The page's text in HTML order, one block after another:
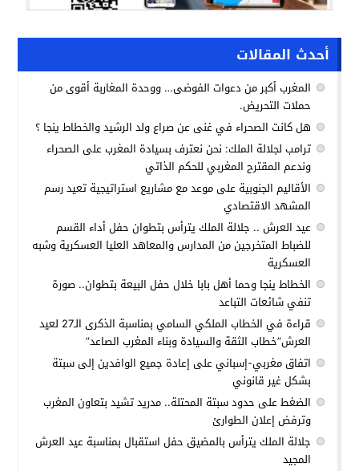
أحدث المقالات
المغرب أكبر من دعوات الفوضى… ووحدة المغاربة أقوى من
حملات التحريض.
هل كانت الصحراء في غنى عن صراع ولد الرشيد والخطاط ينجا ؟
ترامب لجلالة الملك: نحن نعترف بسيادة المغرب على الصحراء
وندعم المقترح المغربي للحكم الذاتي
الأقاليم الجنوبية على موعد مع مشاريع استراتيجية تعيد رسم
المشهد الاقتصادي
عيد العرش .. جلالة الملك يترأس بتطوان حفل أداء القسم
للضباط المتخرجين من المدارس والمعاهد العليا العسكرية وشبه
العسكرية
الخطاط ينجا وحما أهل بابا خلال حفل البيعة بتطوان.. صورة
تنفي شائعات التباعد
قراءة في الخطاب الملكي السامي بمناسبة الذكرى الـ27 لعيد
العرش”خطاب الثقة والسيادة وبناء المغرب الصاعد”
اتفاق مغربي-إسباني على إعادة جميع الوافدين إلى سبتة
بشكل غير قانوني
الضغط على حدود سبتة المحتلة.. مدريد تشيد بتعاون المغرب
وترفض إعلان الطوارئ
جلالة الملك يترأس بالمضيق حفل استقبال بمناسبة عيد العرش
المجيد